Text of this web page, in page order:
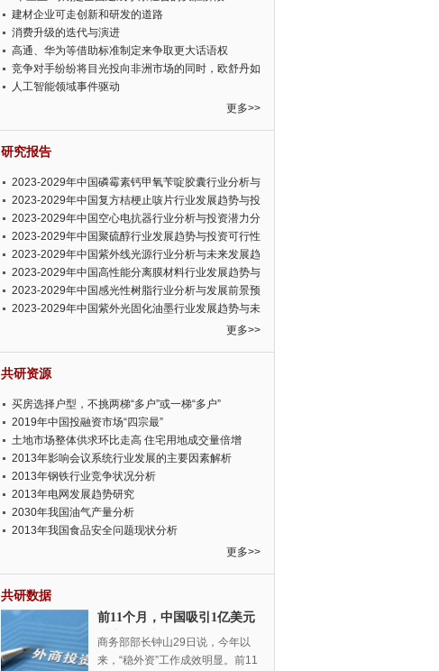
建材企业可走创新和研发的道路
消费升级的迭代与演进
高通、华为等借助标准制定来争取更大话语权
竞争对手纷纷将目光投向非洲市场的同时，欧舒丹如
此淡定，难道就真的不怕丧失先机吗?
人工智能领域事件驱动
更多>>
研究报告
2023-2029年中国磷霉素钙甲氧苄啶胶囊行业分析与
投资可行性报告
2023-2029年中国复方桔梗止咳片行业发展趋势与投
资潜力分析报告
2023-2029年中国空心电抗器行业分析与投资潜力分
析报告
2023-2029年中国聚硫醇行业发展趋势与投资可行性
报告
2023-2029年中国紫外线光源行业分析与未来发展趋
势报告
2023-2029年中国高性能分离膜材料行业发展趋势与
发展前景预测报告
2023-2029年中国感光性树脂行业分析与发展前景预
测报告
2023-2029年中国紫外光固化油墨行业发展趋势与未
更多>>
共研资源
买房选择户型，不挑两梯“多户”或一梯“多户”
2019年中国投融资市场“四宗最”
土地市场整体供求环比走高 住宅用地成交量倍增
2013年影响会议系统行业发展的主要因素解析
2013年钢铁行业竞争状况分析
2013年电网发展趋势研究
2030年我国油气产量分析
2013年我国食品安全问题现状分析
更多>>
共研数据
前11个月，中国吸引1亿美元
以上外资大项目722个，增长
15.5%
商务部部长钟山29日说，今年以
来，“稳外资”工作成效明显。前11